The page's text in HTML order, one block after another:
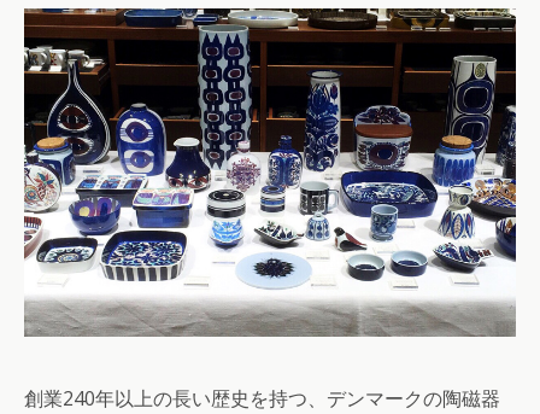
創業240年以上の長い歴史を持つ、デンマークの陶磁器